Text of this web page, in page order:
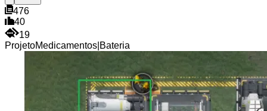
476
40
19
ProjetoMedicamentos Bateria